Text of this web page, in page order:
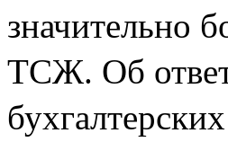
значительно
ТСЖ. Об